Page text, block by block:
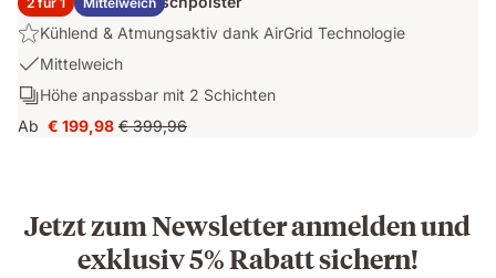
Bezug
€ 359,00
Highlight:
Kühlend
&
Atmungsaktiv
dank
Kühlend & Atmungsaktiv dank AirGrid Technologie
USP
1:
Mittelweich
Mittelweich
Schichten:
Höhe
anpassbar
Höhe anpassbar mit 2 Schichten
Ab
Preis
€ 199,98 Ursprünglicher
€ 399,96
Jetzt zum Newsletter anmelden und
exklusiv 5% Rabatt sichern!